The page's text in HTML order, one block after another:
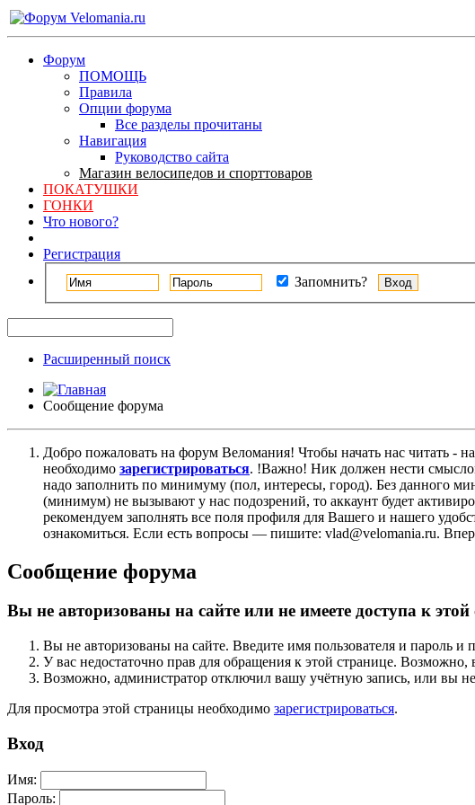
Форум
ПОМОЩЬ
Правила
Опции форума
Все разделы прочитаны
Навигация
Руководство сайта
Магазин велосипедов и спорттоваров
ПОКАТУШКИ
ГОНКИ
Что нового?
Регистрация
Запомнить?
Расширенный поиск
Сообщение форума
Добро пожаловать на форум Веломания! Чтобы начать нас читать -
необходимо зарегистрироваться. !Важно! Ник должен нести
надо заполнить по минимуму (пол, интересы, город). Без данного
(минимум) не вызывают у нас подозрений, то аккаунт будет
рекомендуем заполнять все поля профиля для Вашего и нашего
ознакомиться. Если есть вопросы — пишите: vlad@velomania.ru.
Сообщение форума
Вы не авторизованы на сайте или не имеете доступа к
Вы не авторизованы на сайте. Введите имя пользователя и пароль и
У вас недостаточно прав для обращения к этой странице.
Возможно, администратор отключил вашу учётную запись, или вы
Для просмотра этой страницы необходимо зарегистрироваться.
Вход
Имя:
Пароль: